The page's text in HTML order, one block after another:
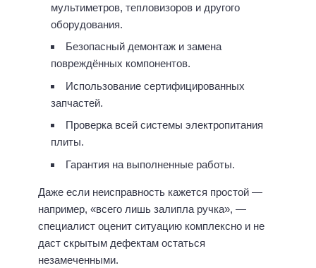
мультиметров, тепловизоров и другого
оборудования.
Безопасный демонтаж и замена
повреждённых компонентов.
Использование сертифицированных
запчастей.
Проверка всей системы электропитания
плиты.
Гарантия на выполненные работы.
Даже если неисправность кажется простой —
например, «всего лишь залипла ручка», —
специалист оценит ситуацию комплексно и не
даст скрытым дефектам остаться
незамеченными.